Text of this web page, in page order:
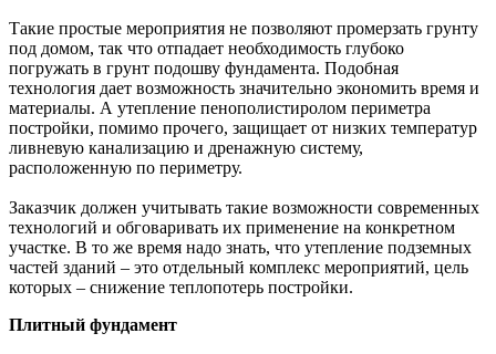
Такие простые мероприятия не позволяют промерзать грунту
под домом, так что отпадает необходимость глубоко
погружать в грунт подошву фундамента. Подобная
технология дает возможность значительно экономить время и
материалы. А утепление пенополистиролом периметра
постройки, помимо прочего, защищает от низких температур
ливневую канализацию и дренажную систему,
расположенную по периметру.
Заказчик должен учитывать такие возможности современных
технологий и обговаривать их применение на конкретном
участке. В то же время надо знать, что утепление подземных
частей зданий – это отдельный комплекс мероприятий, цель
которых – снижение теплопотерь постройки.
Плитный фундамент